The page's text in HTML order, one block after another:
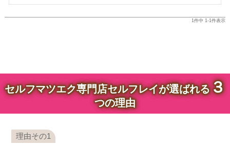
1件中 1-1件表示
セルフマツエク専門店セルフレイが選ばれる３
つの理由